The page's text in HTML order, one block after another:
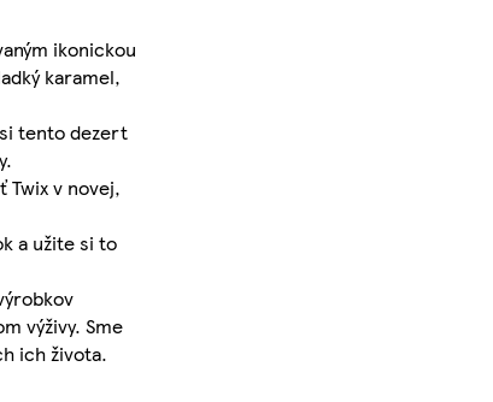
ikonickou
karamel,
tento dezert
v novej,
a užite si to
výživy. Sme
ich života.